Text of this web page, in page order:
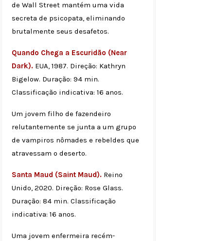
de Wall Street mantém uma vida
secreta de psicopata, eliminando
brutalmente seus desafetos.
Quando Chega a Escuridão (Near
Dark). EUA, 1987. Direção: Kathryn
Bigelow. Duração: 94 min.
Classificação indicativa: 16 anos.
Um jovem filho de fazendeiro
relutantemente se junta a um grupo
de vampiros nômades e rebeldes que
atravessam o deserto.
Santa Maud (Saint Maud). Reino
Unido, 2020. Direção: Rose Glass.
Duração: 84 min. Classificação
indicativa: 16 anos.
Uma jovem enfermeira recém-